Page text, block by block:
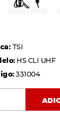
TSI
HS CLI UHF
331004